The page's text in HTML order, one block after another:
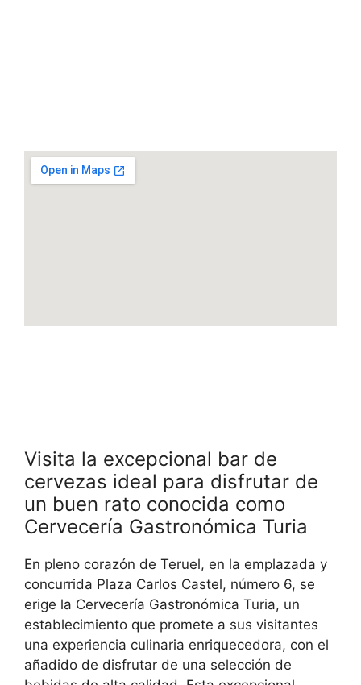
Visita la excepcional bar de
cervezas ideal para disfrutar de
un buen rato conocida como
Cervecería Gastronómica Turia
En pleno corazón de Teruel, en la emplazada y
concurrida Plaza Carlos Castel, número 6, se
erige la Cervecería Gastronómica Turia, un
establecimiento que promete a sus visitantes
una experiencia culinaria enriquecedora, con el
añadido de disfrutar de una selección de